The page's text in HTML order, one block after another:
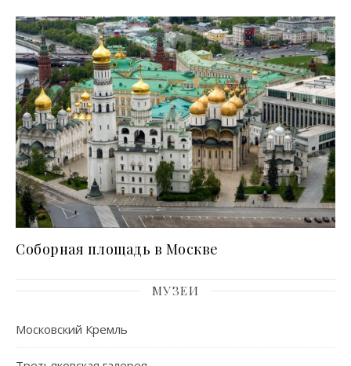
Соборная площадь в Москве
МУЗЕИ
Московский Кремль